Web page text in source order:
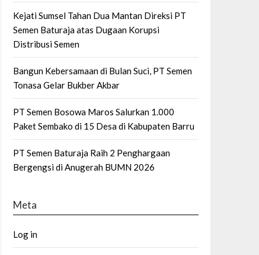
Kejati Sumsel Tahan Dua Mantan Direksi PT
Semen Baturaja atas Dugaan Korupsi
Distribusi Semen
Bangun Kebersamaan di Bulan Suci, PT Semen
Tonasa Gelar Bukber Akbar
PT Semen Bosowa Maros Salurkan 1.000
Paket Sembako di 15 Desa di Kabupaten Barru
PT Semen Baturaja Raih 2 Penghargaan
Bergengsi di Anugerah BUMN 2026
Meta
Log in